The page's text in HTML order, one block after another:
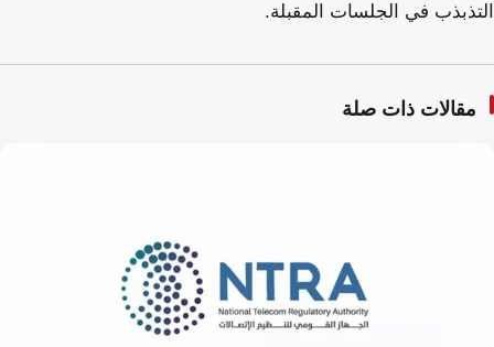
التذبذب في الجلسات المقبلة.
مقالات ذات صلة